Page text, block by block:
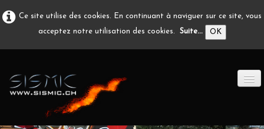
Ce site utilise des cookies. En continuant à naviguer sur ce site, vous
acceptez notre utilisation des cookies. Suite... OK